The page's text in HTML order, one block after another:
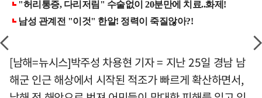
[남해=뉴시스]박주성 차용현 기자 = 지난 25일 경남 남
해군 인근 해상에서 시작된 적조가 빠르게 확산하면서,